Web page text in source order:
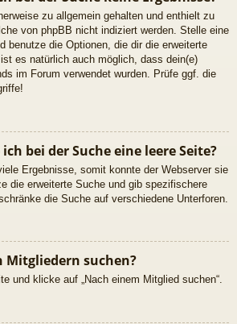
zu allgemein gehalten und enthielt zu
von phpBB nicht indiziert werden. Stelle eine
benutze die Optionen, die dir die erweiterte
es natürlich auch möglich, dass dein(e)
im Forum verwendet wurden. Prüfe ggf. die
bei der Suche eine leere Seite?
Ergebnisse, somit konnte der Webserver sie
die erweiterte Suche und gib spezifischere
die Suche auf verschiedene Unterforen.
Mitgliedern suchen?
und klicke auf „Nach einem Mitglied suchen“.